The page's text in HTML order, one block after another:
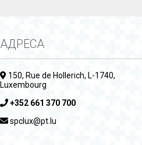
АДРЕСА
150, Rue de Hollerich, L-1740,
Luxembourg
+352 661 370 700
spclux@pt.lu